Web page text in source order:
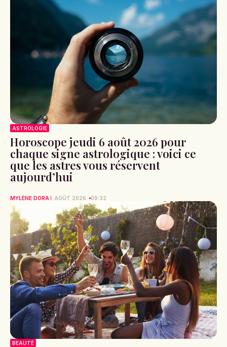
ASTROLOGIE
Horoscope jeudi 6 août 2026 pour
chaque signe astrologique : voici ce
que les astres vous réservent
aujourd’hui
MYLÈNE DORA6 AOÛT 2026 09:32
BEAUTÉ